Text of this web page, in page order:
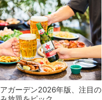
ガーデン2026年版、注目の